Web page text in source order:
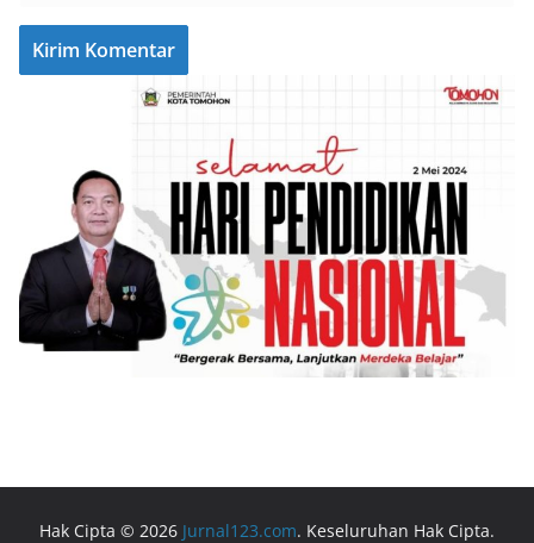
Hak Cipta © 2026 Jurnal123.com. Keseluruhan Hak Cipta.